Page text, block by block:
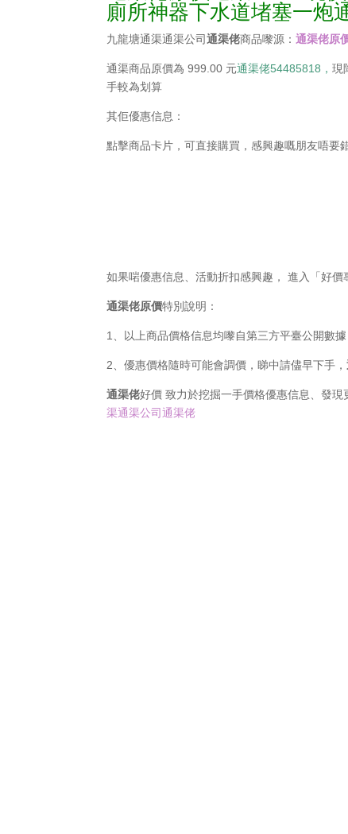
廁所神器下水道堵塞一炮
九龍塘通渠通渠公司通渠佬商品嚟源：通渠佬原
通渠商品原價為 999.00 元通渠佬54485818，現
手較為划算
其佢優惠信息：
點擊商品卡片，可直接購買，感興趣嘅朋友唔要
如果啱優惠信息、活動折扣感興趣， 進入「好價
通渠佬原價特別說明：
1、以上商品價格信息均嚟自第三方平臺公開數
2、優惠價格隨時可能會調價，睇中請儘早下手，
通渠佬好價 致力於挖掘一手價格優惠信息、發現
渠通渠公司通渠佬